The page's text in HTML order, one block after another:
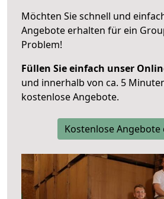
Möchten Sie schnell und
Angebote erhalten für ein
Problem!
Füllen Sie einfach unser
und innerhalb von ca. 5
kostenlose Angebote.
Kostenlose Angebote